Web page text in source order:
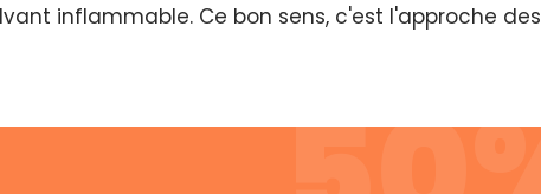
inflammable. Ce bon sens, c'est l'approche des